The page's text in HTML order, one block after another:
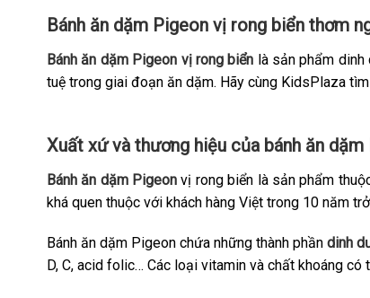
Bánh ăn dặm Pigeon vị rong biển thơm
Bánh ăn dặm Pigeon vị rong biển là sản phẩm
tuệ trong giai đoạn ăn dặm. Hãy cùng KidsPlaza
Xuất xứ và thương hiệu của bánh ăn dặm
Bánh ăn dặm Pigeon vị rong biển là sản phẩm
khá quen thuộc với khách hàng Việt trong 10 năm
Bánh ăn dặm Pigeon chứa những thành phần dinh
D, C, acid folic… Các loại vitamin và chất khoáng